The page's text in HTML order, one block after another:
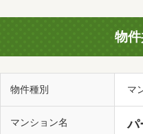
物
物件種別 マ
マンション名 パ